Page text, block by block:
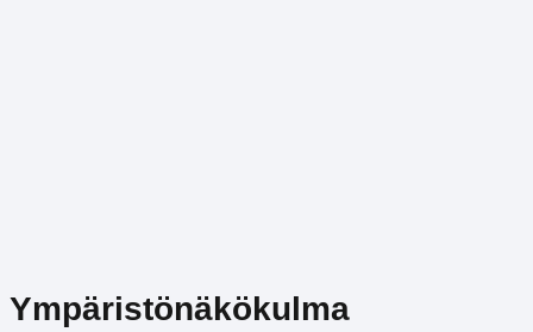
Ympäristönäkökulma